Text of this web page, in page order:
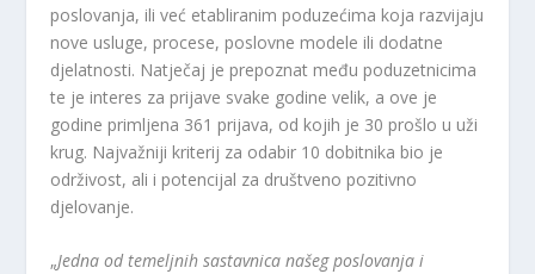
poslovanja, ili već etabliranim poduzećima koja razvijaju
nove usluge, procese, poslovne modele ili dodatne
djelatnosti. Natječaj je prepoznat među poduzetnicima
te je interes za prijave svake godine velik, a ove je
godine primljena 361 prijava, od kojih je 30 prošlo u uži
krug. Najvažniji kriterij za odabir 10 dobitnika bio je
održivost, ali i potencijal za društveno pozitivno
djelovanje.
„Jedna od temeljnih sastavnica našeg poslovanja i